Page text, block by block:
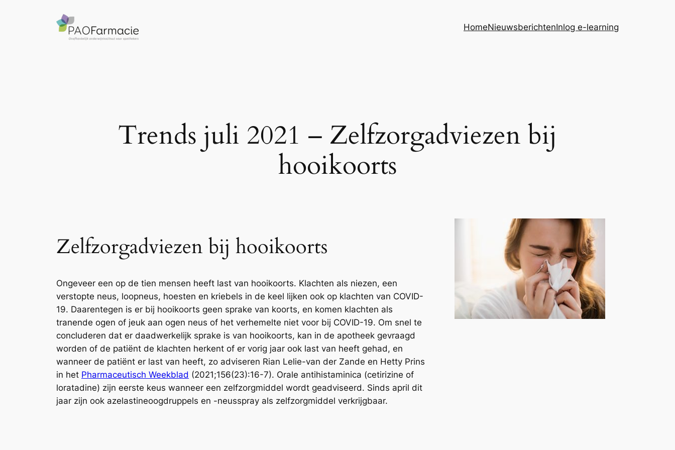
HomeNieuwsberichtenInlog e-learning
Trends juli 2021 – Zelfzorgadviezen bij
hooikoorts
Zelfzorgadviezen bij hooikoorts
Ongeveer een op de tien mensen heeft last van hooikoorts. Klachten als niezen, een
verstopte neus, loopneus, hoesten en kriebels in de keel lijken ook op klachten van COVID-
19. Daarentegen is er bij hooikoorts geen sprake van koorts, en komen klachten als
tranende ogen of jeuk aan ogen neus of het verhemelte niet voor bij COVID-19. Om snel te
concluderen dat er daadwerkelijk sprake is van hooikoorts, kan in de apotheek gevraagd
worden of de patiënt de klachten herkent of er vorig jaar ook last van heeft gehad, en
wanneer de patiënt er last van heeft, zo adviseren Rian Lelie-van der Zande en Hetty Prins
in het Pharmaceutisch Weekblad (2021;156(23):16-7). Orale antihistaminica (cetirizine of
loratadine) zijn eerste keus wanneer een zelfzorgmiddel wordt geadviseerd. Sinds april dit
jaar zijn ook azelastineoogdruppels en -neusspray als zelfzorgmiddel verkrijgbaar.